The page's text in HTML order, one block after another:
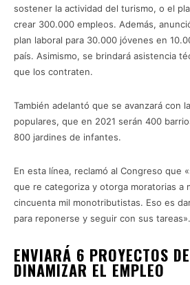
sostener la actividad del turismo, o el
crear 300.000 empleos. Además,
plan laboral para 30.000 jóvenes en
país. Asimismo, se brindará asistencia
que los contraten.
También adelantó que se avanzará con
populares, que en 2021 serán 400
800 jardines de infantes.
En esta línea, reclamó al Congreso que
que re categoriza y otorga moratorias a
cincuenta mil monotributistas. Eso es
para reponerse y seguir con sus tareas».
ENVIARÁ 6 PROYECTOS
DINAMIZAR EL EMPLEO